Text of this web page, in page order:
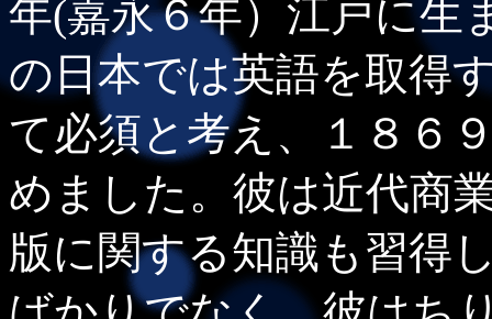
年(嘉永６年）江戸に生
の日本では英語を取得
て必須と考え、１８６
めました。彼は近代商
版に関する知識も習得